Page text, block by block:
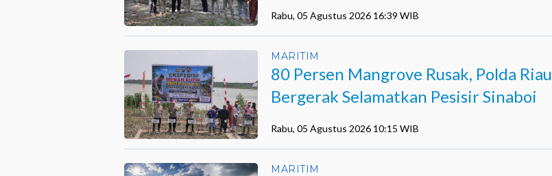
Rabu, 05 Agustus 2026 16:39 WIB
MARITIM
80 Persen Mangrove Rusak, Polda Riau
Bergerak Selamatkan Pesisir Sinaboi
Rabu, 05 Agustus 2026 10:15 WIB
MARITIM